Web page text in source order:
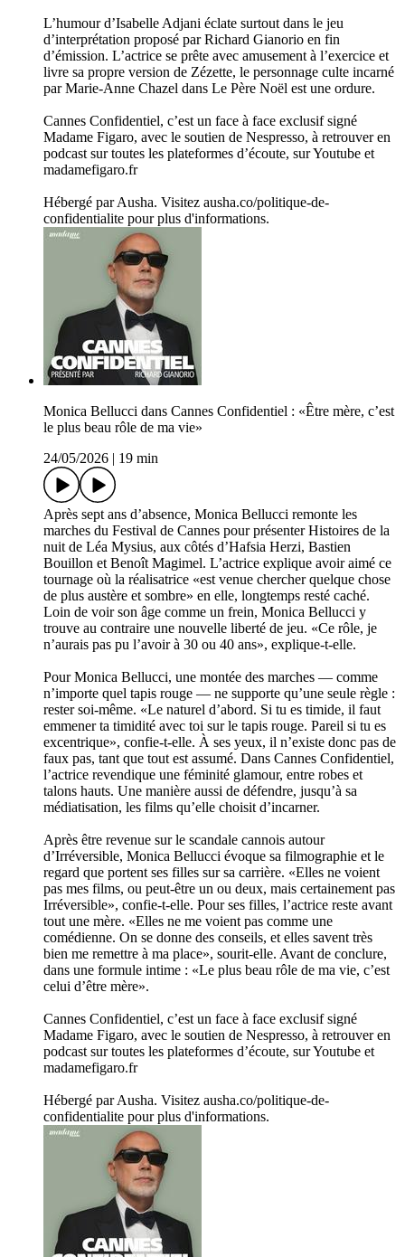
L’humour d’Isabelle Adjani éclate surtout dans le jeu
d’interprétation proposé par Richard Gianorio en fin
d’émission. L’actrice se prête avec amusement à l’exercice et
livre sa propre version de Zézette, le personnage culte incarné
par Marie-Anne Chazel dans Le Père Noël est une ordure.
Cannes Confidentiel, c’est un face à face exclusif signé
Madame Figaro, avec le soutien de Nespresso, à retrouver en
podcast sur toutes les plateformes d’écoute, sur Youtube et
madamefigaro.fr
Hébergé par Ausha. Visitez ausha.co/politique-de-
confidentialite pour plus d'informations.
Monica Bellucci dans Cannes Confidentiel : «Être mère, c’est
le plus beau rôle de ma vie»
24/05/2026
19 min
Après sept ans d’absence, Monica Bellucci remonte les
marches du Festival de Cannes pour présenter Histoires de la
nuit de Léa Mysius, aux côtés d’Hafsia Herzi, Bastien
Bouillon et Benoît Magimel. L’actrice explique avoir aimé ce
tournage où la réalisatrice «est venue chercher quelque chose
de plus austère et sombre» en elle, longtemps resté caché.
Loin de voir son âge comme un frein, Monica Bellucci y
trouve au contraire une nouvelle liberté de jeu. «Ce rôle, je
n’aurais pas pu l’avoir à 30 ou 40 ans», explique-t-elle.
Pour Monica Bellucci, une montée des marches — comme
n’importe quel tapis rouge — ne supporte qu’une seule règle :
rester soi-même. «Le naturel d’abord. Si tu es timide, il faut
emmener ta timidité avec toi sur le tapis rouge. Pareil si tu es
excentrique», confie-t-elle. À ses yeux, il n’existe donc pas de
faux pas, tant que tout est assumé. Dans Cannes Confidentiel,
l’actrice revendique une féminité glamour, entre robes et
talons hauts. Une manière aussi de défendre, jusqu’à sa
médiatisation, les films qu’elle choisit d’incarner.
Après être revenue sur le scandale cannois autour
d’Irréversible, Monica Bellucci évoque sa filmographie et le
regard que portent ses filles sur sa carrière. «Elles ne voient
pas mes films, ou peut-être un ou deux, mais certainement pas
Irréversible», confie-t-elle. Pour ses filles, l’actrice reste avant
tout une mère. «Elles ne me voient pas comme une
comédienne. On se donne des conseils, et elles savent très
bien me remettre à ma place», sourit-elle. Avant de conclure,
dans une formule intime : «Le plus beau rôle de ma vie, c’est
celui d’être mère».
Cannes Confidentiel, c’est un face à face exclusif signé
Madame Figaro, avec le soutien de Nespresso, à retrouver en
podcast sur toutes les plateformes d’écoute, sur Youtube et
madamefigaro.fr
Hébergé par Ausha. Visitez ausha.co/politique-de-
confidentialite pour plus d'informations.